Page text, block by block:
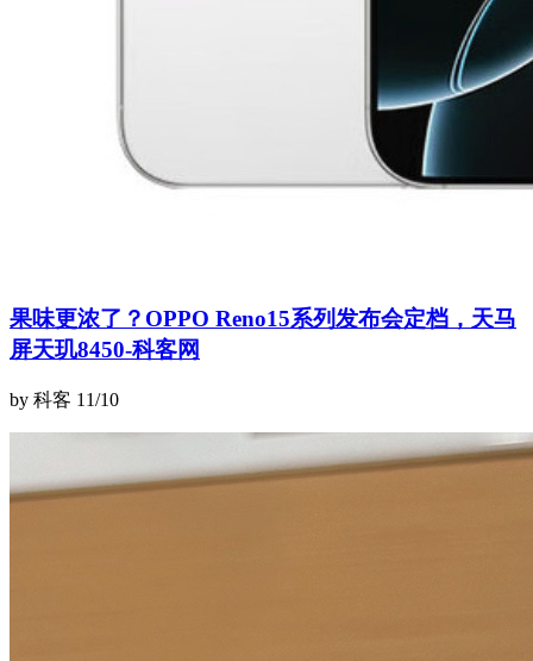
果味更浓了？OPPO Reno15系列发布会定档，天马
屏天玑8450-科客网
by 科客 11/10